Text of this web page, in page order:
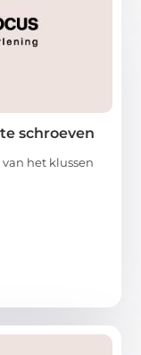
schroeven
het klussen